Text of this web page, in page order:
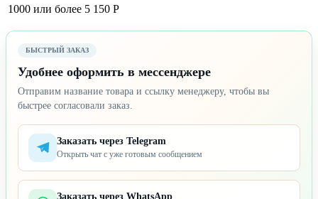
1000 или более 5 150 Р
БЫСТРЫЙ ЗАКАЗ
Удобнее оформить в мессенджере
Отправим название товара и ссылку менеджеру, чтобы вы
быстрее согласовали заказ.
Заказать через Telegram
Открыть чат с уже готовым сообщением
Заказать через WhatsApp